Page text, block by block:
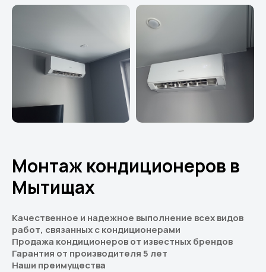
Монтаж кондиционеров в
Мытищах
Качественное и надежное выполнение всех видов
работ, связанных с кондиционерами
Продажа кондиционеров от известных брендов
Гарантия от производителя 5 лет
Наши преимущества